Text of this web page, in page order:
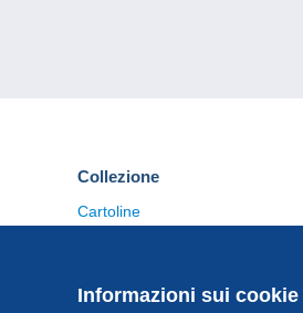
Informazioni sui cookie
Collezione
Cartoline
Altre collezioni